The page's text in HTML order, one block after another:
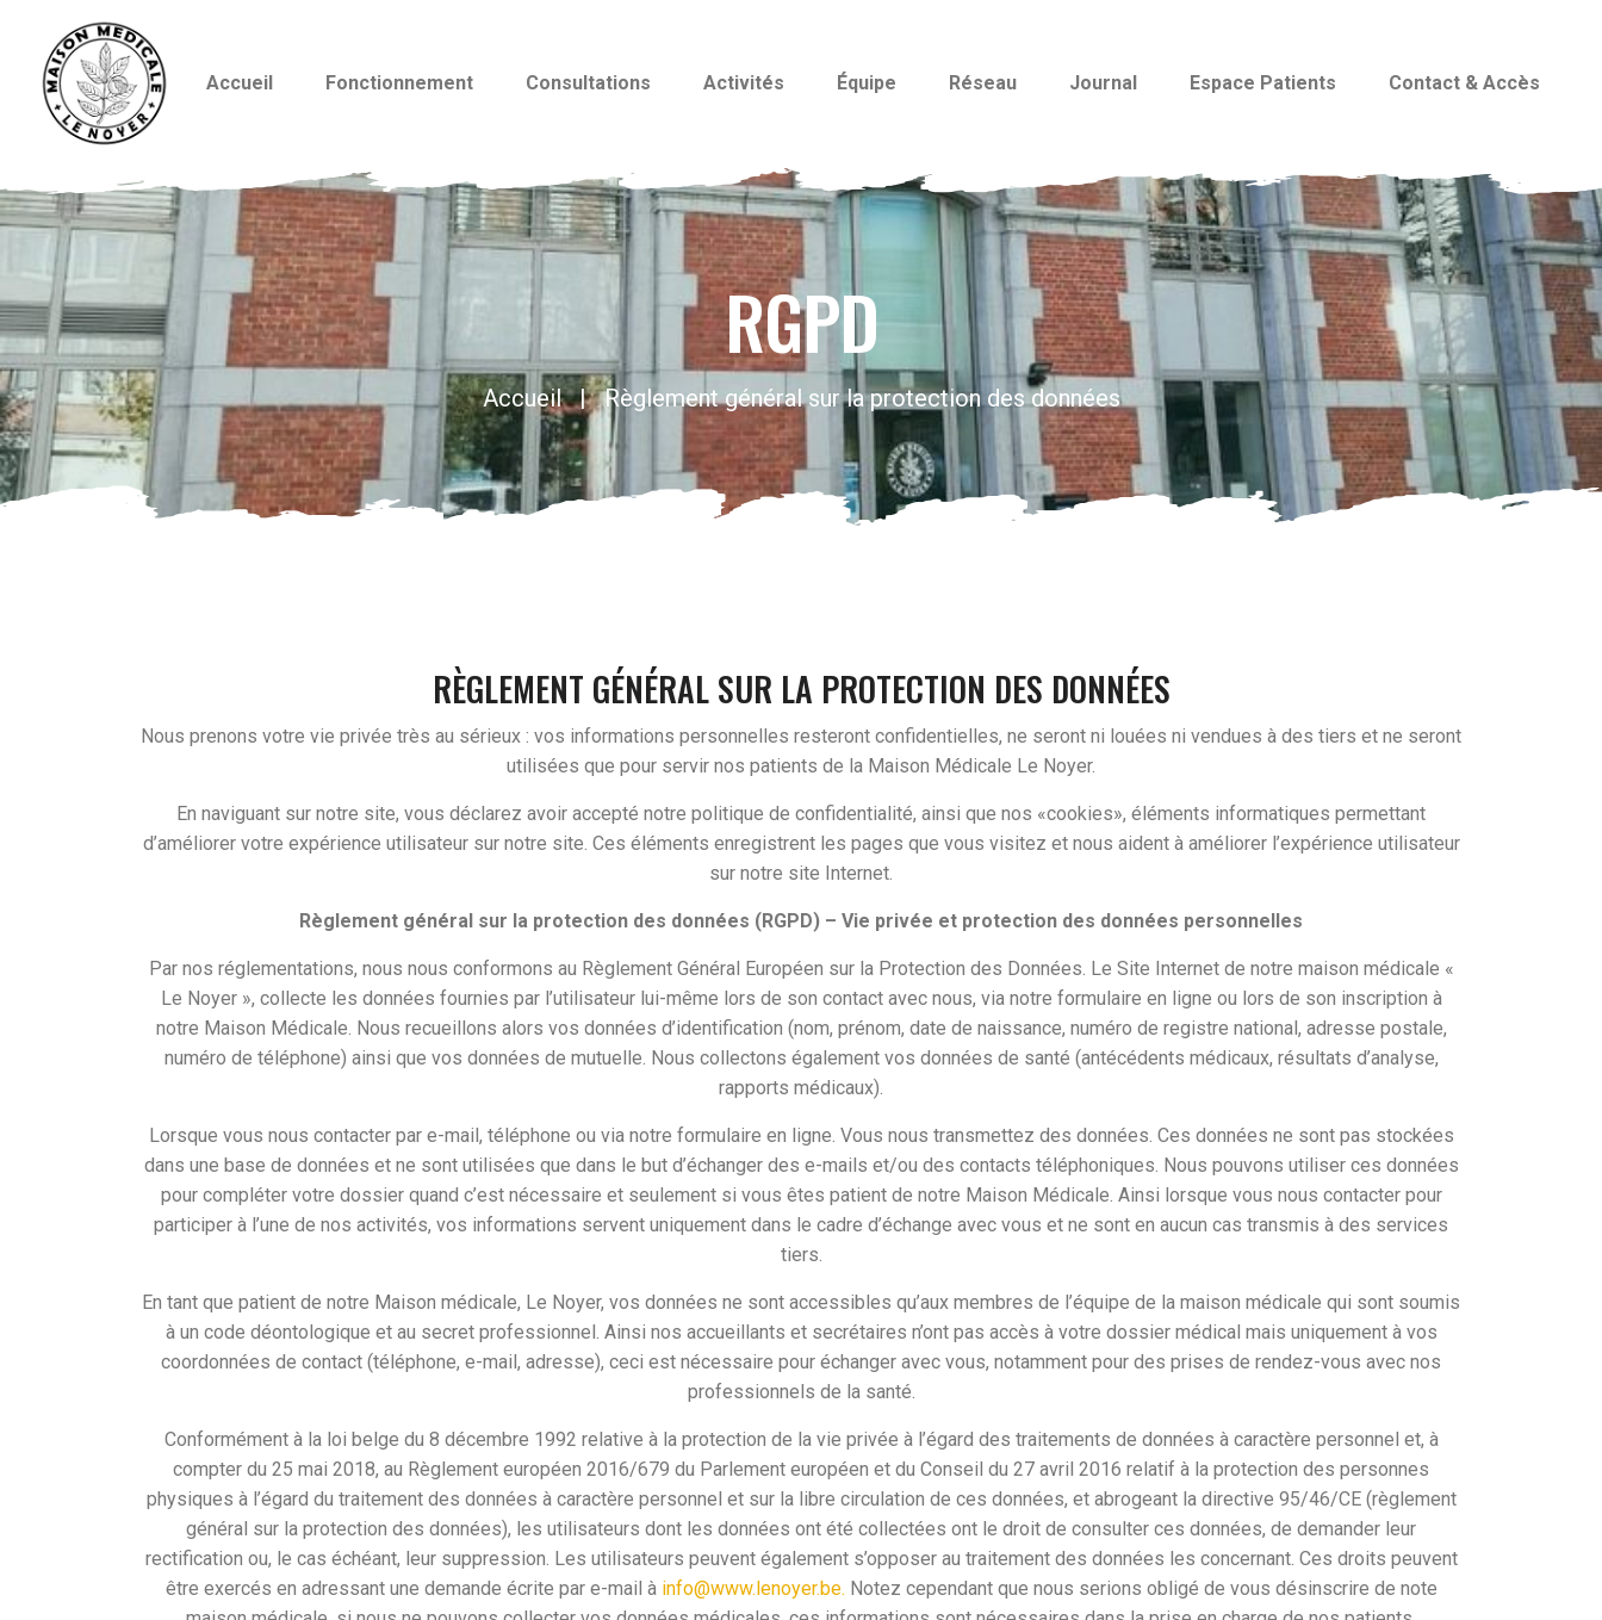
Accueil Fonctionnement Consultations Activités Équipe Réseau Journal Espace Patients Contact & Accès
RGPD
Accueil Règlement général sur la protection des données
RÈGLEMENT GÉNÉRAL SUR LA PROTECTION DES DONNÉES
Nous prenons votre vie privée très au sérieux : vos informations personnelles resteront confidentielles, ne seront ni louées ni vendues à des tiers et ne seront
utilisées que pour servir nos patients de la Maison Médicale Le Noyer.
En naviguant sur notre site, vous déclarez avoir accepté notre politique de confidentialité, ainsi que nos «cookies», éléments informatiques permettant
d’améliorer votre expérience utilisateur sur notre site. Ces éléments enregistrent les pages que vous visitez et nous aident à améliorer l’expérience utilisateur
sur notre site Internet.
Règlement général sur la protection des données (RGPD) – Vie privée et protection des données personnelles
Par nos réglementations, nous nous conformons au Règlement Général Européen sur la Protection des Données. Le Site Internet de notre maison médicale «
Le Noyer », collecte les données fournies par l’utilisateur lui-même lors de son contact avec nous, via notre formulaire en ligne ou lors de son inscription à
notre Maison Médicale. Nous recueillons alors vos données d’identification (nom, prénom, date de naissance, numéro de registre national, adresse postale,
numéro de téléphone) ainsi que vos données de mutuelle. Nous collectons également vos données de santé (antécédents médicaux, résultats d’analyse,
rapports médicaux).
Lorsque vous nous contacter par e-mail, téléphone ou via notre formulaire en ligne. Vous nous transmettez des données. Ces données ne sont pas stockées
dans une base de données et ne sont utilisées que dans le but d’échanger des e-mails et/ou des contacts téléphoniques. Nous pouvons utiliser ces données
pour compléter votre dossier quand c’est nécessaire et seulement si vous êtes patient de notre Maison Médicale. Ainsi lorsque vous nous contacter pour
participer à l’une de nos activités, vos informations servent uniquement dans le cadre d’échange avec vous et ne sont en aucun cas transmis à des services
tiers.
En tant que patient de notre Maison médicale, Le Noyer, vos données ne sont accessibles qu’aux membres de l’équipe de la maison médicale qui sont soumis
à un code déontologique et au secret professionnel. Ainsi nos accueillants et secrétaires n’ont pas accès à votre dossier médical mais uniquement à vos
coordonnées de contact (téléphone, e-mail, adresse), ceci est nécessaire pour échanger avec vous, notamment pour des prises de rendez-vous avec nos
professionnels de la santé.
Conformément à la loi belge du 8 décembre 1992 relative à la protection de la vie privée à l’égard des traitements de données à caractère personnel et, à
compter du 25 mai 2018, au Règlement européen 2016/679 du Parlement européen et du Conseil du 27 avril 2016 relatif à la protection des personnes
physiques à l’égard du traitement des données à caractère personnel et sur la libre circulation de ces données, et abrogeant la directive 95/46/CE (règlement
général sur la protection des données), les utilisateurs dont les données ont été collectées ont le droit de consulter ces données, de demander leur
rectification ou, le cas échéant, leur suppression. Les utilisateurs peuvent également s’opposer au traitement des données les concernant. Ces droits peuvent
être exercés en adressant une demande écrite par e-mail à info@www.lenoyer.be. Notez cependant que nous serions obligé de vous désinscrire de note